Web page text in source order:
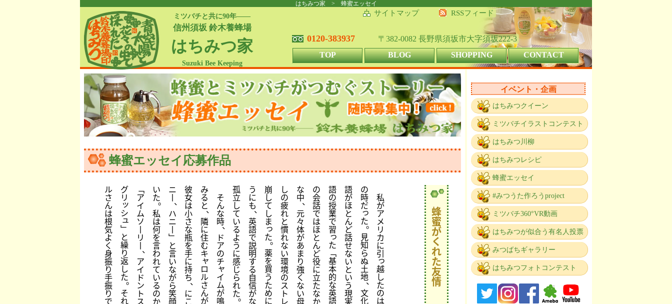
はちみつ家 > 蜂蜜エッセイ
ミツバチと共に90年――
信州須坂 鈴木養蜂場
はちみつ家
Suzuki Bee Keeping
サイトマップ RSSフィード
0120-383937
〒382-0082 長野県須坂市大字須坂222-3
TOP
BLOG SHOPPING CONTACT
蜂蜜エッセイ応募作品
蜂
蜜
が
く
れ
た
友
情
私
が
ア
メ
リ
カ
に
引
っ
越
し
た
の
は
の
時
だ
っ
た。
見
知
ら
ぬ
土
地
、
文
化
語
が
ほ
と
ん
ど
話
せ
な
い
と
い
う
現
実
語
の
授
業
で
習
っ
た
﹁
基
本
的
な
英
語
の
会
話
で
は
ほ
と
ん
ど
役
に
立
た
な
か
な
中、
元
々
体
が
あ
ま
り
強
く
な
い
母
し
の
疲
れ
と
慣
れ
な
い
環
境
の
ス
ト
レ
崩
し
て
し
ま
っ
た。
薬
を
買
う
た
め
に
う
に
も、
英
語
で
説
明
す
る
自
信
が
な
孤
立
し
て
い
る
よ
う
に
感
じ
ら
れ
た。
そ
ん
な
時
、
ド
ア
の
チ
ャ
イ
ム
が
鳴
み
る
と、
隣
に
住
む
キ
ャ
ロ
ル
さ
ん
が
彼
女
は
小
さ
な
瓶
を
手
に
持
ち、
に
こ
ニ
丨、
ハ
ニ
丨
﹂
と
言
い
な
が
ら
笑
顔
い
た。
私
は
何
を
言
わ
れ
て
い
る
の
か
﹁
ア
イ
ム
ソ
丨
リ
丨、
ア
イ
ド
ン
ト
ス
グ
リ
ッ
シ
ュ
﹂
と
繰
り
返
し
た。
そ
れ
ル
さ
ん
は
根
気
よ
く
身
振
り
手
振
り
で
イベント・企画
はちみつクイーン
ミツバチイラストコンテスト
はちみつ川柳
はちみつレシピ
蜂蜜エッセイ
#みつうた作ろうproject
ミツバチ360°VR動画
はちみつが似合う有名人投票
みつばちギャラリー
はちみつフォトコンテスト